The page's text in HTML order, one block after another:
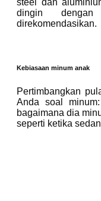
dingin
direkomendasikan.
Kebiasaan minum anak
Pertimbangkan
Anda soal
bagaimana dia
seperti ketika